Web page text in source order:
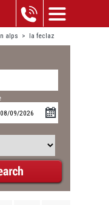
alps > la feclaz